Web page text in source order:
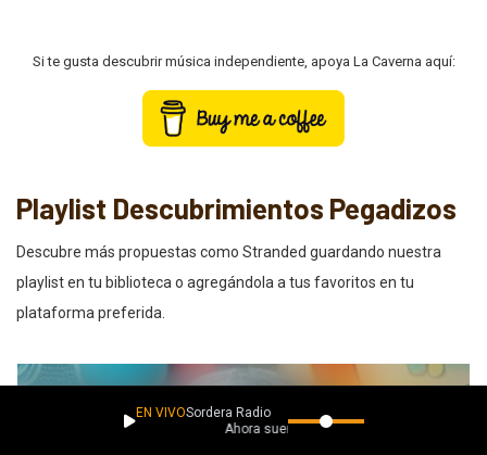
Si te gusta descubrir música independiente, apoya La Caverna aquí:
Playlist Descubrimientos Pegadizos
Descubre más propuestas como Stranded guardando nuestra
playlist en tu biblioteca o agregándola a tus favoritos en tu
plataforma preferida.
EN VIVOSordera Radio
Ahora suena